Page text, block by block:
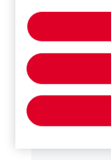
Vantagens